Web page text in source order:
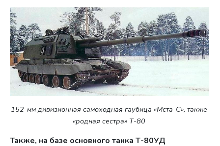
152-мм дивизионная самоходная гаубица «Мста-С», также
«родная сестра» Т-80
Также, на базе основного танка Т-80УД